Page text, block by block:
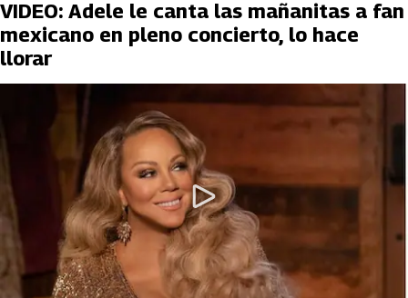
VIDEO: Adele le canta las mañanitas a fan
mexicano en pleno concierto, lo hace
llorar